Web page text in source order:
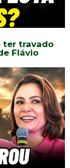
ter travado
Flávio